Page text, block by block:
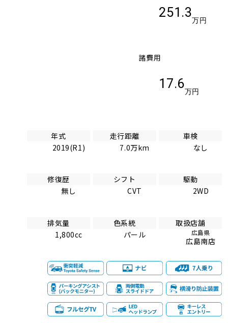
251.3
万円
諸費用
17.6
万円
年式
2019(R1)
走行距離
7.0万km
車検
なし
修復歴
無し
シフト
CVT
駆動
2WD
排気量
1,800cc
色系統
パール
取扱店舗
広島県
広島南店